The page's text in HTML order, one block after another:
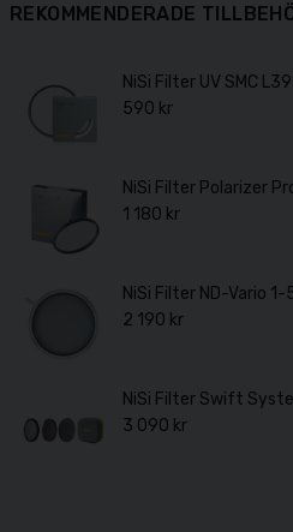
REKOMMENDERADE
NiSi Filter UV SMC
590 kr
NiSi Filter Polarizer
1 180 kr
NiSi Filter ND-Vario
2 190 kr
NiSi Filter Swift
3 090 kr